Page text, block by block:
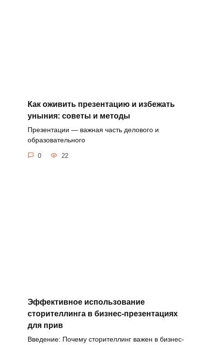
Как оживить презентацию и избежать
уныния: советы и методы
Презентации — важная часть делового и
образовательного
0 22
Эффективное использование
сторителлинга в бизнес-презентациях
для прив
Введение: Почему сторителлинг важен в бизнес-